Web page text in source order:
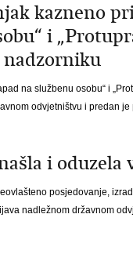
kazneno
i
na službenu osobu“ i
odvjetništvu i predan je
i oduzela
posjedovanje,
nadležnom državnom